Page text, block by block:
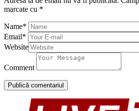
marcate cu *
Name*
Email*
Website
Comment